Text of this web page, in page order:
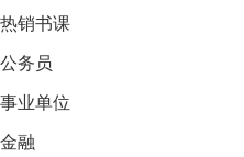
热销书课
公务员
事业单位
金融